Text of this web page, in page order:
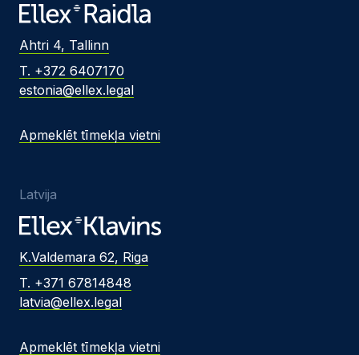
Ahtri 4, Tallinn
T. +372 6407170
estonia@ellex.legal
Apmeklēt tīmekļa vietni
Latvija
K.Valdemara 62, Riga
T. +371 67814848
latvia@ellex.legal
Apmeklēt tīmekļa vietni